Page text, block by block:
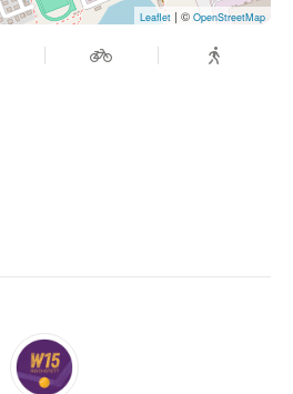
Leaflet | © OpenStreetMap